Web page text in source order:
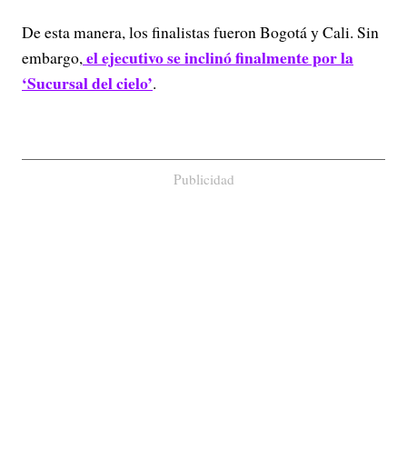
De esta manera, los finalistas fueron Bogotá y Cali. Sin
embargo,el ejecutivo se inclinó finalmente por la
‘Sucursal del cielo’.
Publicidad